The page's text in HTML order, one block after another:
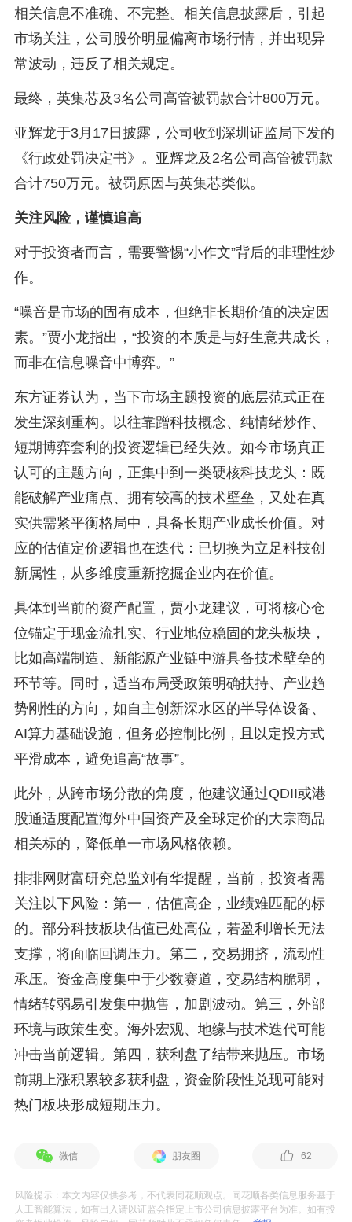
相关信息不准确、不完整。相关信息披露后，引起
市场关注，公司股价明显偏离市场行情，并出现异
常波动，违反了相关规定。
最终，英集芯及3名公司高管被罚款合计800万元。
亚辉龙于3月17日披露，公司收到深圳证监局下发的
《行政处罚决定书》。亚辉龙及2名公司高管被罚款
合计750万元。被罚原因与英集芯类似。
关注风险，谨慎追高
对于投资者而言，需要警惕“小作文”背后的非理性炒
作。
“噪音是市场的固有成本，但绝非长期价值的决定因
素。”贾小龙指出，“投资的本质是与好生意共成长，
而非在信息噪音中博弈。”
东方证券认为，当下市场主题投资的底层范式正在
发生深刻重构。以往靠蹭科技概念、纯情绪炒作、
短期博弈套利的投资逻辑已经失效。如今市场真正
认可的主题方向，正集中到一类硬核科技龙头：既
能破解产业痛点、拥有较高的技术壁垒，又处在真
实供需紧平衡格局中，具备长期产业成长价值。对
应的估值定价逻辑也在迭代：已切换为立足科技创
新属性，从多维度重新挖掘企业内在价值。
具体到当前的资产配置，贾小龙建议，可将核心仓
位锚定于现金流扎实、行业地位稳固的龙头板块，
比如高端制造、新能源产业链中游具备技术壁垒的
环节等。同时，适当布局受政策明确扶持、产业趋
势刚性的方向，如自主创新深水区的半导体设备、
AI算力基础设施，但务必控制比例，且以定投方式
平滑成本，避免追高“故事”。
此外，从跨市场分散的角度，他建议通过QDII或港
股通适度配置海外中国资产及全球定价的大宗商品
相关标的，降低单一市场风格依赖。
排排网财富研究总监刘有华提醒，当前，投资者需
关注以下风险：第一，估值高企，业绩难匹配的标
的。部分科技板块估值已处高位，若盈利增长无法
支撑，将面临回调压力。第二，交易拥挤，流动性
承压。资金高度集中于少数赛道，交易结构脆弱，
情绪转弱易引发集中抛售，加剧波动。第三，外部
环境与政策生变。海外宏观、地缘与技术迭代可能
冲击当前逻辑。第四，获利盘了结带来抛压。市场
前期上涨积累较多获利盘，资金阶段性兑现可能对
热门板块形成短期压力。
微信 朋友圈 62
风险提示：本文内容仅供参考，不代表同花顺观点。同花顺各类信息服务基于
人工智能算法，如有出入请以证监会指定上市公司信息披露平台为准。如有投